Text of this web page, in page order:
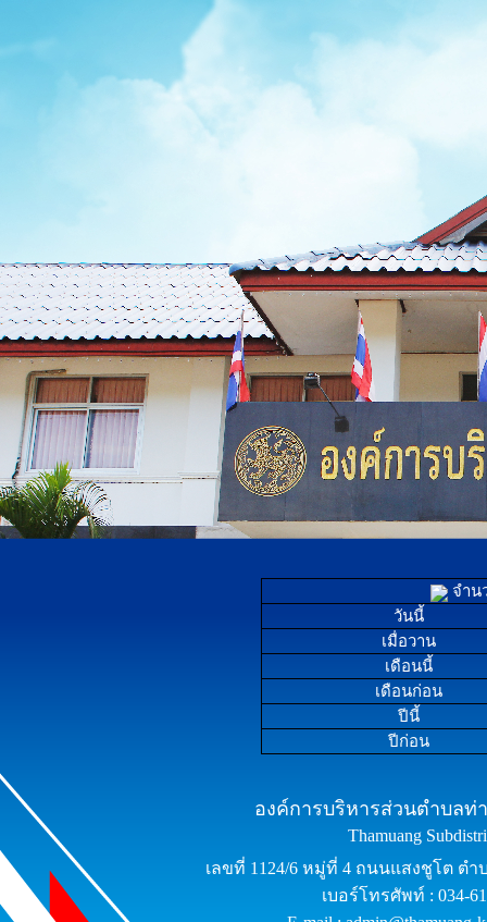
จำน
วันนี้
เมื่อวาน
เดือนนี้
เดือนก่อน
ปีนี้
ปีก่อน
องค์การบริหารส่วนตำบลท่
Thamuang
เลขที่ 1124/6 หมู่ที่ 4 ถนนแสงชูโต ต
เบอร์โทรศัพท์ : 034-